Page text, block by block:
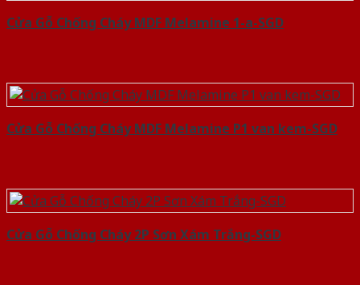
Cửa Gỗ Chống Cháy MDF Melamine 1-a-SGD
Cửa Gỗ Chống Cháy MDF Melamine P1 van kem-SGD
Cửa Gỗ Chống Cháy 2P Sơn Xám Trắng-SGD